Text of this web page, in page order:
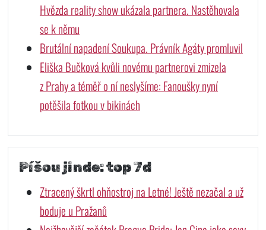
Hvězda reality show ukázala partnera. Nastěhovala
se k němu
Brutální napadení Soukupa. Právník Agáty promluvil
Eliška Bučková kvůli novému partnerovi zmizela
z Prahy a téměř o ní neslyšíme: Fanoušky nyní
potěšila fotkou v bikinách
Píšou jinde: top 7d
Ztracený škrtl ohňostroj na Letné! Ještě nezačal a už
boduje u Pražanů